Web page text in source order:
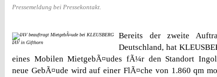
Pressemeldung bei Pressekontakt.
Bereits der zweite
IAV in Gifthorn
Deutschland, hat
eines Mobilen MietgebÃ¤udes fÃ¼r den Standort
neue GebÃ¤ude wird auf einer FlÃ¤che von 1.860 qm